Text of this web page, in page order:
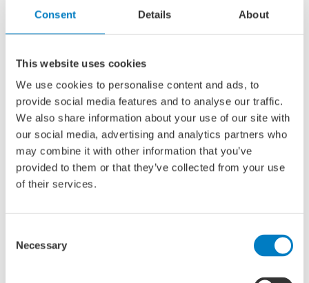
Consent Details About
This website uses cookies
We use cookies to personalise content and ads, to
provide social media features and to analyse our traffic.
We also share information about your use of our site with
our social media, advertising and analytics partners who
may combine it with other information that you’ve
provided to them or that they’ve collected from your use
of their services.
Selection
Necessary
Kennismaken met ons mbo
Wil jij komend schooljaar een mbo-opleiding volgen, maar
kennis kan maken met onze opleidingen. We helpen je
graag bij het kiezen van een opleiding die bij je past.
Open dagen
Donderdag 26 juni 2025
16:00 – 18:00 | Informatiemarkt MBO
Dinsdag 25 november 2025
16:00 – 20:00 |